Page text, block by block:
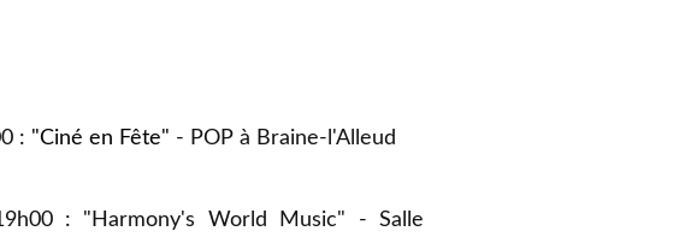
: "Ciné en Fête" - POP à Braine-l'Alleud
: "Harmony's World Music" - Salle